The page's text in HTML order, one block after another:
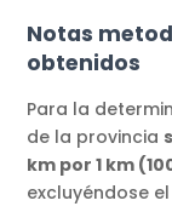
Notas
obtenidos
Para la
de la provincia
km por 1 km
excluyéndose